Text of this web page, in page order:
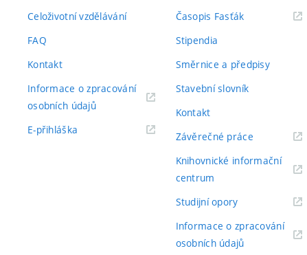
Celoživotní vzdělávání
FAQ
Kontakt
Informace o zpracování
osobních údajů(externí
E-přihláška
Časopis Fasťák(externí
Stipendia
Směrnice a předpisy
Stavební slovník
Kontakt
Závěrečné práce(externí
Knihovnické informační
centrum
Studijní opory(externí
Informace o zpracování
osobních údajů(externí